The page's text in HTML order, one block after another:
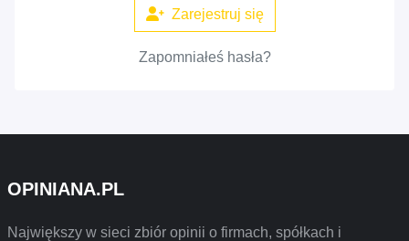
Zarejestruj się
Zapomniałeś hasła?
OPINIANA.PL
Największy w sieci zbiór opinii o firmach, spółkach i